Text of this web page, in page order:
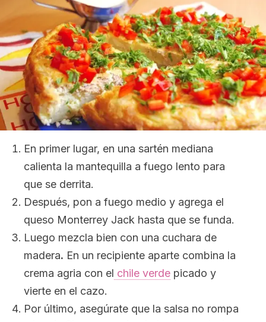
En primer lugar, en una sartén mediana
calienta la mantequilla a fuego lento para
que se derrita.
Después, pon a fuego medio y agrega el
queso Monterrey Jack hasta que se funda.
Luego mezcla bien con una cuchara de
madera. En un recipiente aparte combina la
crema agria con el chile verde picado y
vierte en el cazo.
Por último, asegúrate que la salsa no rompa